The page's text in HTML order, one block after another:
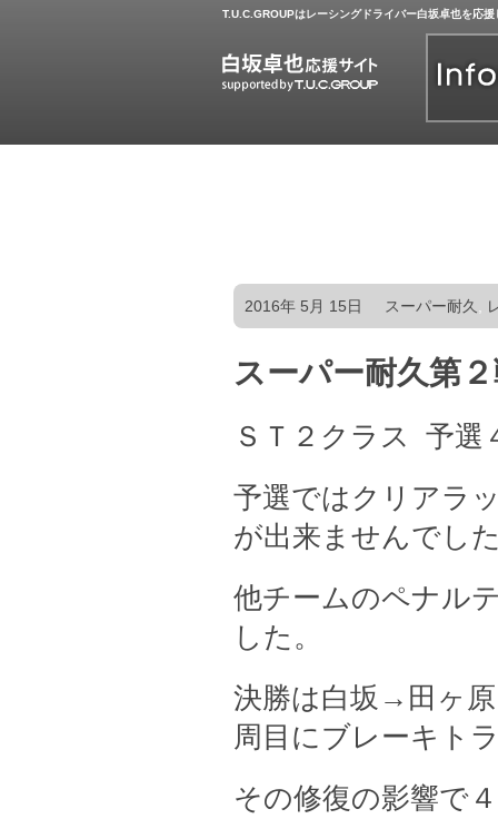
T.U.C.GROUPはレーシングドライバー白坂卓也を応援
2016年 5月 15日 スーパー耐久
スーパー耐久第
ＳＴ２クラス 予選
予選ではクリアラ
が出来ませんでし
他チームのペナル
した。
決勝は白坂→田ヶ
周目にブレーキト
その修復の影響で